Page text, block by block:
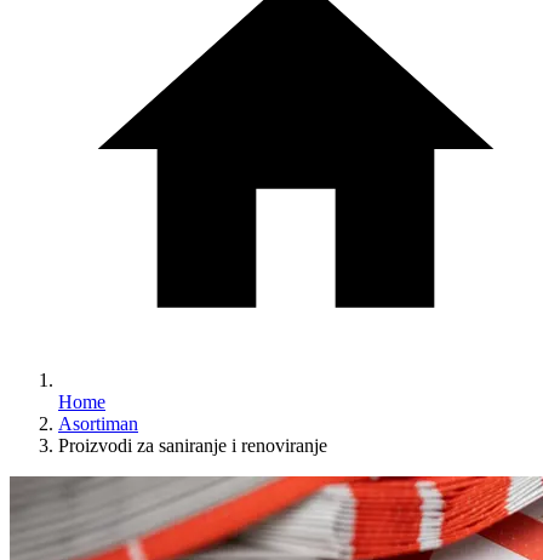
Home
Asortiman
Proizvodi za saniranje i renoviranje